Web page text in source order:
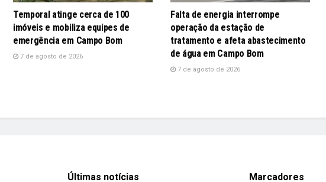
Temporal atinge cerca de 100
imóveis e mobiliza equipes de
emergência em Campo Bom
7 de agosto de 2026
Falta de energia interrompe
operação da estação de
tratamento e afeta abastecimento
de água em Campo Bom
7 de agosto de 2026
Últimas notícias Marcadores